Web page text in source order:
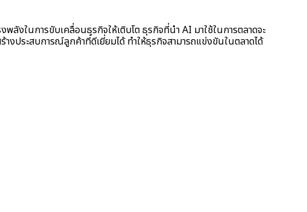
งในการขับเคลื่อนธุรกิจให้เติบโต ธุรกิจที่นำ AI มาใช้ในการตลาดจะ
างประสบการณ์ลูกค้าที่ดีเยี่ยมได้ ทำให้ธุรกิจสามารถแข่งขันในตลาดได้